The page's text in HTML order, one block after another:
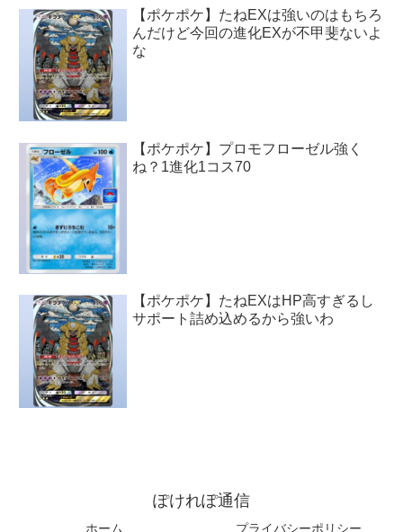
【ポケポケ】たねEXは強いのはもちろ
んだけど今回の進化EXが不甲斐ないよ
な
【ポケポケ】プロモフローゼル強く
ね？1進化1コス70
【ポケポケ】たねEXはHP高すぎるし
サポート詰め込めるから強いわ
ぽけれぽ通信
ホーム プライバシーポリシー